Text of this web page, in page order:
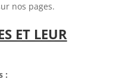
nos pages.
ET LEUR
: